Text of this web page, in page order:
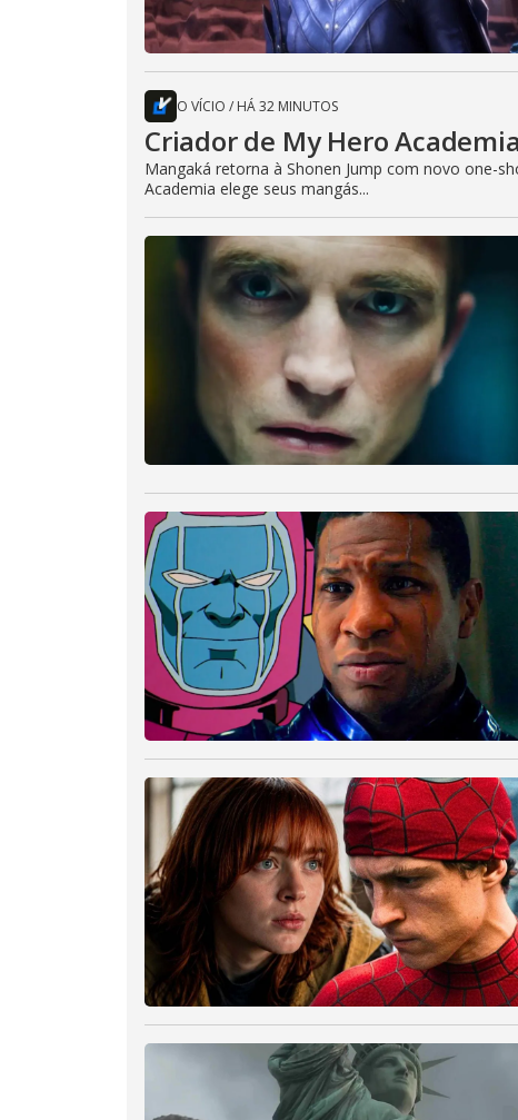
O VÍCIO / HÁ 32 MINUTOS
Criador de My Hero
Mangaká retorna à Shonen Jump com novo one-
Academia elege seus mangás...